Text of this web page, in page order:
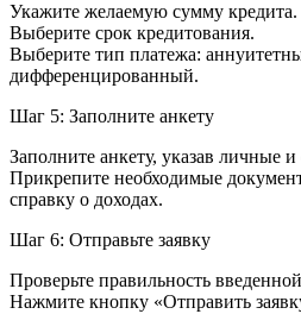
Укажите желаемую сумму кредита.
Выберите срок кредитования.
Выберите тип платежа:
дифференцированный.
Шаг 5: Заполните анкету
Заполните анкету, указав личные
Прикрепите необходимые
справку о доходах.
Шаг 6: Отправьте заявку
Проверьте правильность
Нажмите кнопку «Отправить